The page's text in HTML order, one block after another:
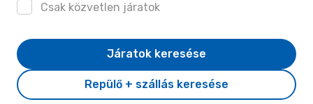
Csak közvetlen járatok
Repülő + szállás keresése
Járatok keresése